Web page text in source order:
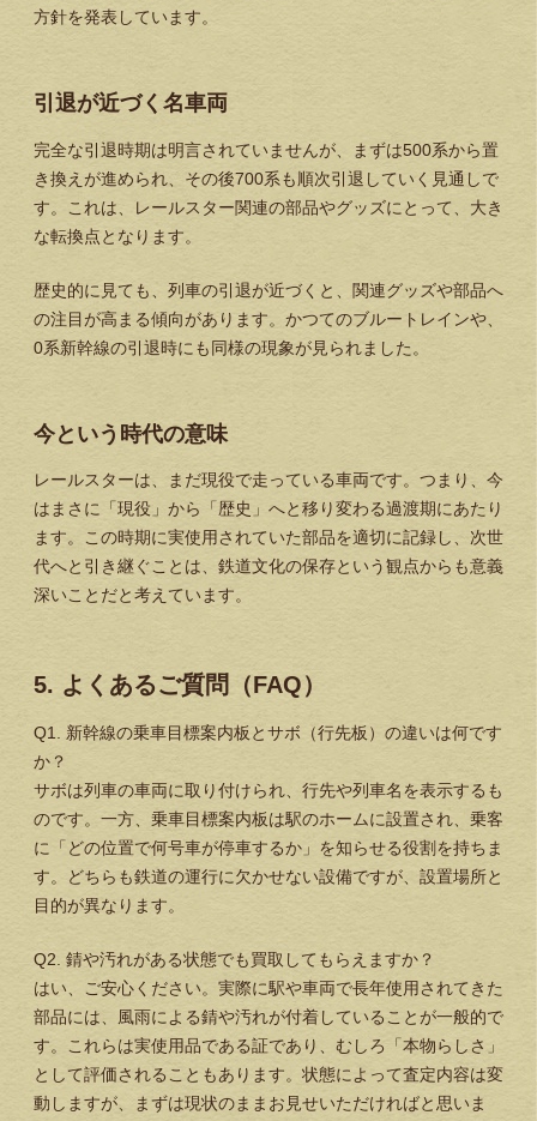
方針を発表しています。
引退が近づく名車両
完全な引退時期は明言されていませんが、まずは500系から置
き換えが進められ、その後700系も順次引退していく見通しで
す。これは、レールスター関連の部品やグッズにとって、大き
な転換点となります。
歴史的に見ても、列車の引退が近づくと、関連グッズや部品へ
の注目が高まる傾向があります。かつてのブルートレインや、
0系新幹線の引退時にも同様の現象が見られました。
今という時代の意味
レールスターは、まだ現役で走っている車両です。つまり、今
はまさに「現役」から「歴史」へと移り変わる過渡期にあたり
ます。この時期に実使用されていた部品を適切に記録し、次世
代へと引き継ぐことは、鉄道文化の保存という観点からも意義
深いことだと考えています。
5. よくあるご質問（FAQ）
Q1. 新幹線の乗車目標案内板とサボ（行先板）の違いは何です
か？
サボは列車の車両に取り付けられ、行先や列車名を表示するも
のです。一方、乗車目標案内板は駅のホームに設置され、乗客
に「どの位置で何号車が停車するか」を知らせる役割を持ちま
す。どちらも鉄道の運行に欠かせない設備ですが、設置場所と
目的が異なります。
Q2. 錆や汚れがある状態でも買取してもらえますか？
はい、ご安心ください。実際に駅や車両で長年使用されてきた
部品には、風雨による錆や汚れが付着していることが一般的で
す。これらは実使用品である証であり、むしろ「本物らしさ」
として評価されることもあります。状態によって査定内容は変
動しますが、まずは現状のままお見せいただければと思いま